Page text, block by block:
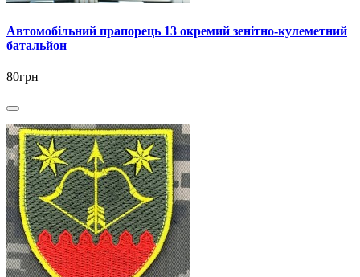
Автомобільний прапорець 13 окремий зенітно-кулеметний
батальйон
80грн